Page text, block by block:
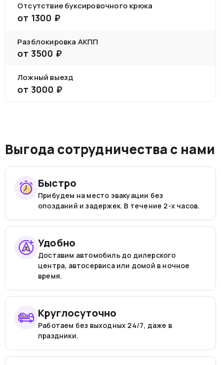
Отсутствие буксировочного крюка
от 1300 ₽
Разблокировка АКПП
от 3500 ₽
Ложный выезд
от 3000 ₽
Выгода сотрудничества с нами
Быстро
Прибудем на место эвакуации без
опозданий и задержек. В течение 2-х часов.
Удобно
Доставим автомобиль до дилерского
центра, автосервиса или домой в ночное
время.
Круглосуточно
Работаем без выходных 24/7, даже в
праздники.